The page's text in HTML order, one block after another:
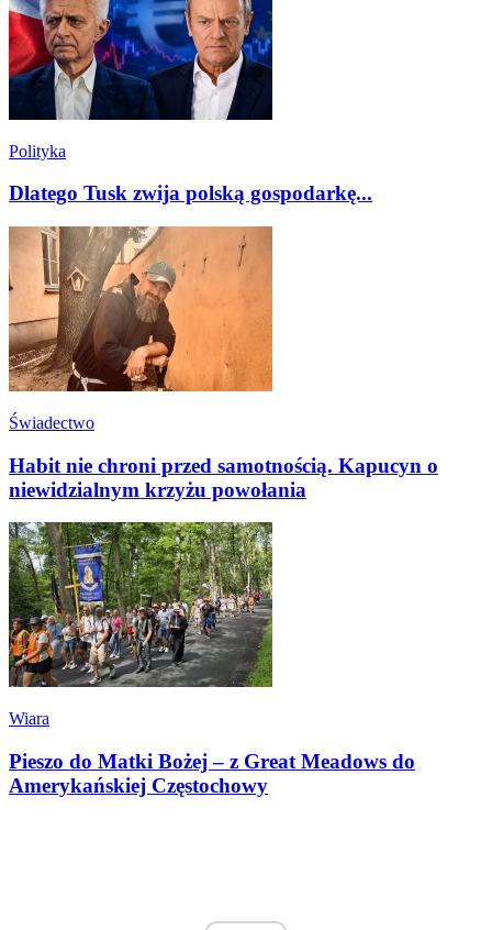
Polityka
Dlatego Tusk zwija polską gospodarkę...
Świadectwo
Habit nie chroni przed samotnością. Kapucyn o
niewidzialnym krzyżu powołania
Wiara
Pieszo do Matki Bożej – z Great Meadows do
Amerykańskiej Częstochowy